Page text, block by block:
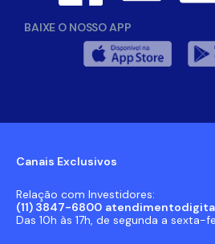
BAIXE O NOSSO APP
Canais Exclusivos
Relação com Investidores:
(11) 3847-6800
Das 10h às 17h, de segunda a sexta-